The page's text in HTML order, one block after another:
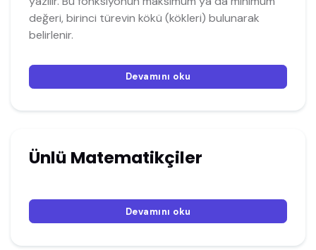
değeri, birinci türevin kökü (kökleri) bulunarak
belirlenir.
Devamını oku
Ünlü Matematikçiler
Devamını oku